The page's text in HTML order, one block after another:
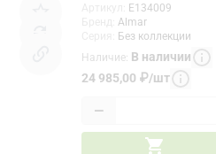
E134009
Almar
Без коллекции
Наличие: В наличии
24 985,00 ₽/шт
−